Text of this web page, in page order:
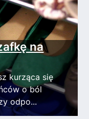
na
kurząca się
o ból
odpo...